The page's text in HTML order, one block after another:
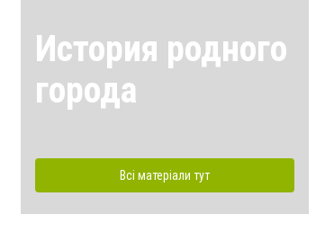
История родного
города
Всі матеріали тут